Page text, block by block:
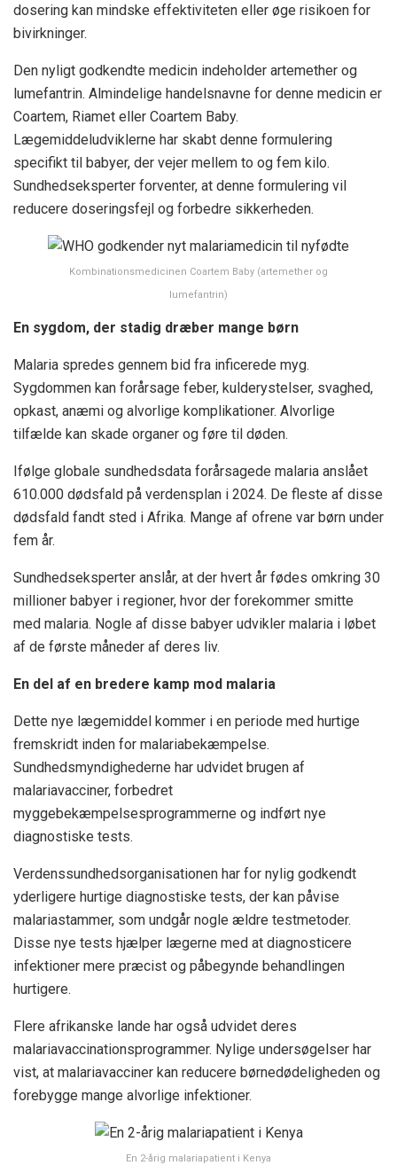
dosering kan mindske effektiviteten eller øge risikoen for
bivirkninger.
Den nyligt godkendte medicin indeholder artemether og
lumefantrin. Almindelige handelsnavne for denne medicin er
Coartem, Riamet eller Coartem Baby.
Lægemiddeludviklerne har skabt denne formulering
specifikt til babyer, der vejer mellem to og fem kilo.
Sundhedseksperter forventer, at denne formulering vil
reducere doseringsfejl og forbedre sikkerheden.
Kombinationsmedicinen Coartem Baby (artemether og
lumefantrin)
En sygdom, der stadig dræber mange børn
Malaria spredes gennem bid fra inficerede myg.
Sygdommen kan forårsage feber, kulderystelser, svaghed,
opkast, anæmi og alvorlige komplikationer. Alvorlige
tilfælde kan skade organer og føre til døden.
Ifølge globale sundhedsdata forårsagede malaria anslået
610.000 dødsfald på verdensplan i 2024. De fleste af disse
dødsfald fandt sted i Afrika. Mange af ofrene var børn under
fem år.
Sundhedseksperter anslår, at der hvert år fødes omkring 30
millioner babyer i regioner, hvor der forekommer smitte
med malaria. Nogle af disse babyer udvikler malaria i løbet
af de første måneder af deres liv.
En del af en bredere kamp mod malaria
Dette nye lægemiddel kommer i en periode med hurtige
fremskridt inden for malariabekæmpelse.
Sundhedsmyndighederne har udvidet brugen af
malariavacciner, forbedret
myggebekæmpelsesprogrammerne og indført nye
diagnostiske tests.
Verdenssundhedsorganisationen har for nylig godkendt
yderligere hurtige diagnostiske tests, der kan påvise
malariastammer, som undgår nogle ældre testmetoder.
Disse nye tests hjælper lægerne med at diagnosticere
infektioner mere præcist og påbegynde behandlingen
hurtigere.
Flere afrikanske lande har også udvidet deres
malariavaccinationsprogrammer. Nylige undersøgelser har
vist, at malariavacciner kan reducere børnedødeligheden og
forebygge mange alvorlige infektioner.
En 2-årig malariapatient i Kenya